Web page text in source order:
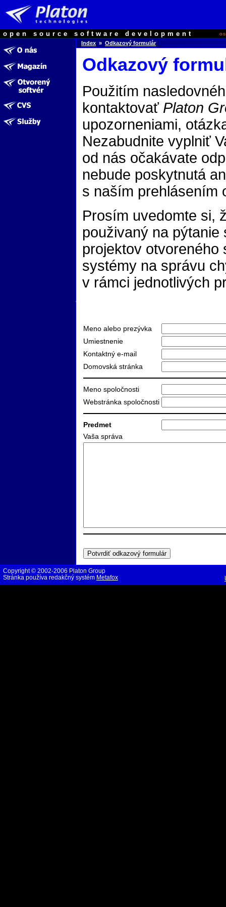
open source software development
Index » Odkazový formulár
Odkazový
Použitím
kontaktovať Platon
upozorneniami,
Nezabudnite vyplniť
od nás očakávate
nebude poskytnutá
s naším prehlásením
Prosím uvedomte si,
použivaný na
projektov otvoreného
systémy na správu
v rámci jednotlivých
Meno alebo prezývka
Umiestnenie
Kontaktný e-mail
Domovská stránka
Meno spoločnosti
Webstránka spoločnosti
Predmet
Vaša správa
Copyright © 2002-2006 Platon Group
Stránka používa redakčný systém Metafox